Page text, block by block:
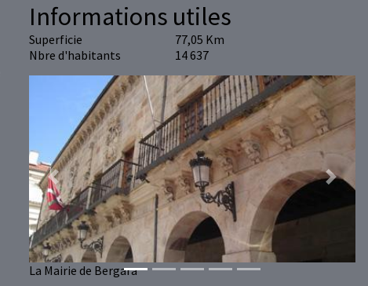
Informations utiles
Superficie
77,05 Km
Nbre d'habitants
14 637
La Mairie de Bergara
Previous Next